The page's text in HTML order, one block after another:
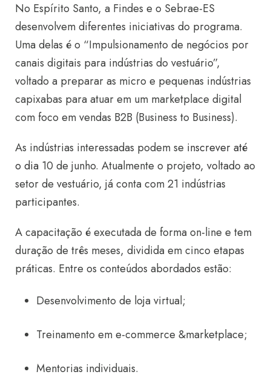
No Espírito Santo, a Findes e o Sebrae-ES
desenvolvem diferentes iniciativas do programa.
Uma delas éo “Impulsionamento de negócios por
canais digitais para indústrias do vestuário”,
voltado a preparar as micro e pequenas indústrias
capixabas para atuar em um marketplace digital
com foco em vendas B2B (Business to Business).
As indústrias interessadas podem se inscrever até
o dia 10 de junho. Atualmente o projeto, voltado ao
setor de vestuário, já conta com 21 indústrias
participantes.
A capacitação é executadade forma on-line e tem
duração de três meses, dividida em cinco etapas
práticas. Entre os conteúdos abordados estão:
Desenvolvimento de loja virtual;
Treinamento em e-commerce &marketplace;
Mentorias individuais.